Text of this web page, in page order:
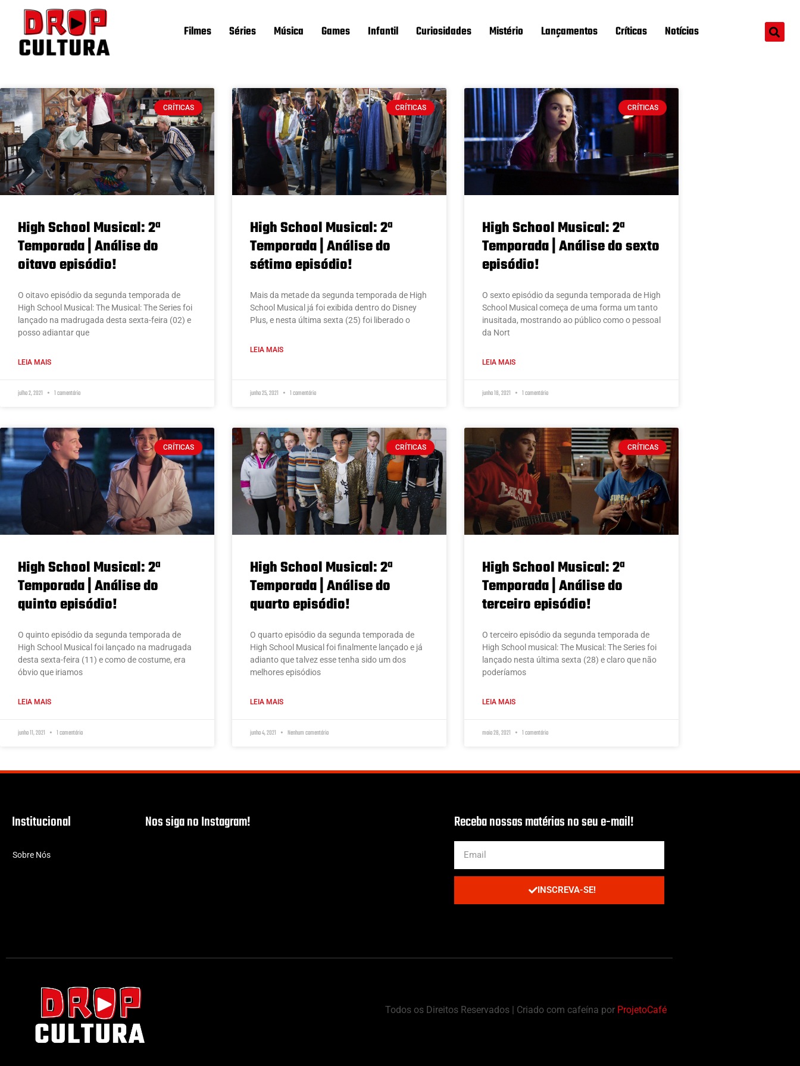
Filmes Séries Música Games Infantil Curiosidades Mistério Lançamentos Críticas Notícias
CRÍTICAS
High School Musical: 2ª
Temporada | Análise do
oitavo episódio!
O oitavo episódio da segunda temporada de
High School Musical: The Musical: The Series foi
lançado na madrugada desta sexta-feira (02) e
posso adiantar que
LEIA MAIS
julho 2, 2021 1 comentário
CRÍTICAS
High School Musical: 2ª
Temporada | Análise do
sétimo episódio!
Mais da metade da segunda temporada de High
School Musical já foi exibida dentro do Disney
Plus, e nesta última sexta (25) foi liberado o
LEIA MAIS
junho 25, 2021 1 comentário
CRÍTICAS
High School Musical: 2ª
Temporada | Análise do sexto
episódio!
O sexto episódio da segunda temporada de High
School Musical começa de uma forma um tanto
inusitada, mostrando ao público como o pessoal
da Nort
LEIA MAIS
junho 18, 2021 1 comentário
CRÍTICAS
High School Musical: 2ª
Temporada | Análise do
quinto episódio!
O quinto episódio da segunda temporada de
High School Musical foi lançado na madrugada
desta sexta-feira (11) e como de costume, era
óbvio que iriamos
LEIA MAIS
junho 11, 2021 1 comentário
CRÍTICAS
High School Musical: 2ª
Temporada | Análise do
quarto episódio!
O quarto episódio da segunda temporada de
High School Musical foi finalmente lançado e já
adianto que talvez esse tenha sido um dos
melhores episódios
LEIA MAIS
junho 4, 2021 Nenhum comentário
CRÍTICAS
High School Musical: 2ª
Temporada | Análise do
terceiro episódio!
O terceiro episódio da segunda temporada de
High School musical: The Musical: The Series foi
lançado nesta última sexta (28) e claro que não
poderíamos
LEIA MAIS
maio 28, 2021 1 comentário
Institucional
Sobre Nós
Nos siga no Instagram! Receba nossas matérias no seu e-mail!
INSCREVA-SE!
Todos os Direitos Reservados | Criado com cafeína por ProjetoCafé